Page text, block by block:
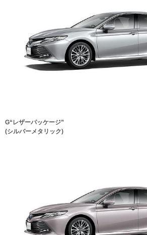
G“レザーパッケージ”
(シルバーメタリック)